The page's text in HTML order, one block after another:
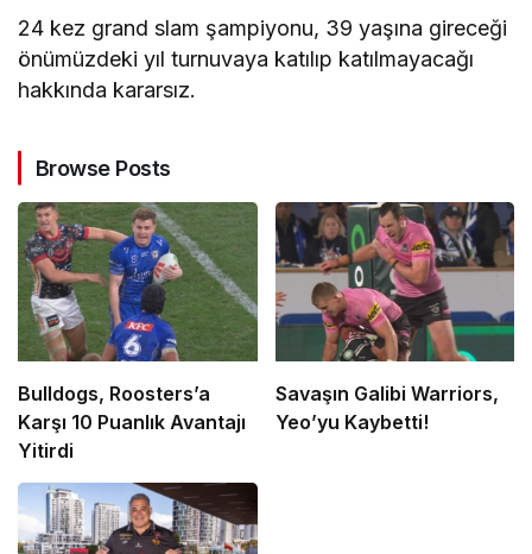
24 kez grand slam şampiyonu, 39 yaşına gireceği
önümüzdeki yıl turnuvaya katılıp katılmayacağı
hakkında kararsız.
Browse Posts
Bulldogs, Roosters’a
Karşı 10 Puanlık Avantajı
Yitirdi
Savaşın Galibi Warriors,
Yeo’yu Kaybetti!